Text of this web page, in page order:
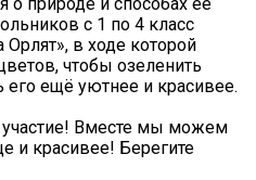
с 1 по 4 класс
Орлят», в ходе которой
чтобы озеленить
ещё уютнее и красивее.
участие! Вместе мы можем
и красивее! Берегите